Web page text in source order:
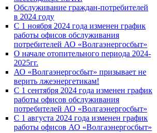
Обслуживание граждан-потребителей
в 2024 году
С 1 ноября 2024 года изменен график
работы офисов обслуживания
потребителей АО «Волгаэнергосбыт»
О начале отопительного периода 2024-
2025гг.
АО «Волгаэнергосбыт» призывает не
верить лжеэнергетикам!
С 1 сентября 2024 года изменен график
работы офисов обслуживания
потребителей АО «Волгаэнергосбыт»
С 1 августа 2024 года изменен график
работы офисов АО «Волгаэнергосбыт»